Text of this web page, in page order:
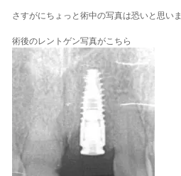
さすがにちょっと術中の写真は恐いと思い
術後のレントゲン写真がこちら